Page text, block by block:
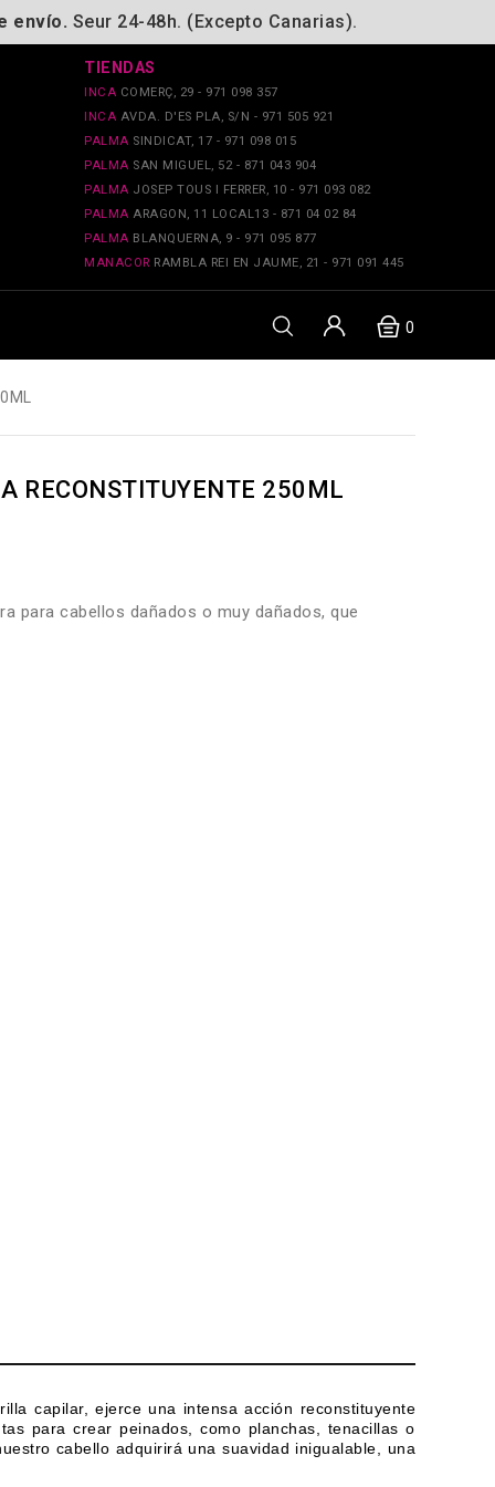
envío. Seur 24-48h. (Excepto Canarias).
TIENDAS
INCA COMERÇ, 29 - 971 098 357
INCA AVDA. D'ES PLA, S/N - 971 505 921
PALMA SINDICAT, 17 - 971 098 015
PALMA SAN MIGUEL, 52 - 871 043 904
PALMA JOSEP TOUS I FERRER, 10 - 971 093 082
PALMA ARAGON, 11 LOCAL13 - 871 04 02 84
PALMA BLANQUERNA, 9 - 971 095 877
MANACOR RAMBLA REI EN JAUME, 21 - 971 091 445
0
RECONSTITUYENTE 250ML
para cabellos dañados o muy dañados, que
capilar, ejerce una intensa acción reconstituyente
para crear peinados, como planchas, tenacillas o
cabello adquirirá una suavidad inigualable, una